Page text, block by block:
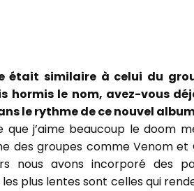
était similaire à celui du
hormis le nom, avez-vous
le rythme de ce nouvel
j’aime beaucoup le doom
des groupes comme Venom
nous avons incorporé des
plus lentes sont celles qui